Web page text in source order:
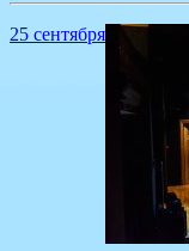
25 сентября